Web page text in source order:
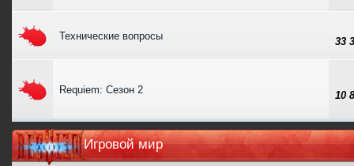
Технические вопросы 33
Requiem: Сезон 2 10
Игровой мир